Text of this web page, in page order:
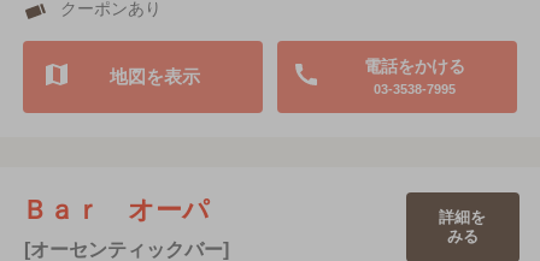
クーポンあり
電話をかける
03-3538-7995
地図を表示
Ｂａｒ オーパ
[オーセンティックバー]
詳細を
みる